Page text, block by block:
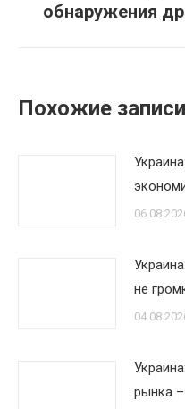
обнаружения
Похожие записи
не
рынка